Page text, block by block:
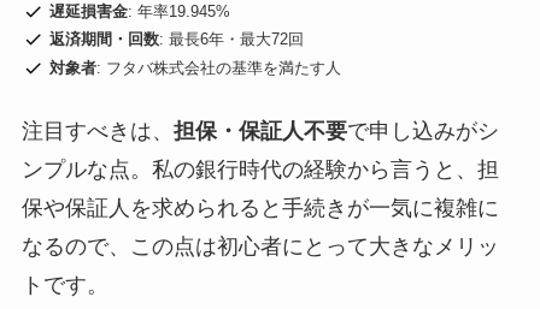
遅延損害金: 年率19.945%
返済期間・回数: 最長6年・最大72回
対象者: フタバ株式会社の基準を満たす人
注目すべきは、 担保・保証人不要で申し込みがシ
ンプルな点。私の銀行時代の経験から言うと、担
保や保証人を求められると手続きが一気に複雑に
なるので、この点は初心者にとって大きなメリッ
トです。